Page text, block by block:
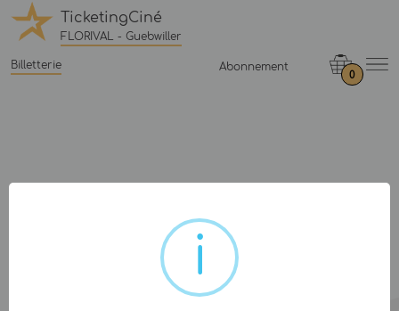
TicketingCiné
FLORIVAL - Guebwiller
Billetterie Abonnement
0